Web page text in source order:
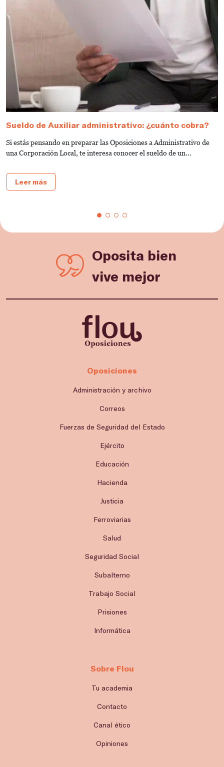
Sueldo de Auxiliar administrativo: ¿cuánto cobra?
Si estás pensando en preparar las Oposiciones a Administrativo de
una Corporación Local, te interesa conocer el sueldo de un...
Leer más
Oposita bien
vive mejor
Oposiciones
Administración y archivo
Correos
Fuerzas de Seguridad del Estado
Ejército
Educación
Hacienda
Justicia
Ferroviarias
Salud
Seguridad Social
Subalterno
Trabajo Social
Prisiones
Informática
Sobre Flou
Tu academia
Contacto
Canal ético
Opiniones